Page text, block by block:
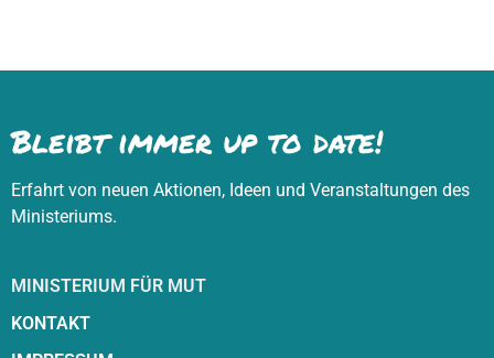
Bleibt immer up to date!
Erfahrt von neuen Aktionen, Ideen und Veranstaltungen des
Ministeriums.
MINISTERIUM FÜR MUT
KONTAKT